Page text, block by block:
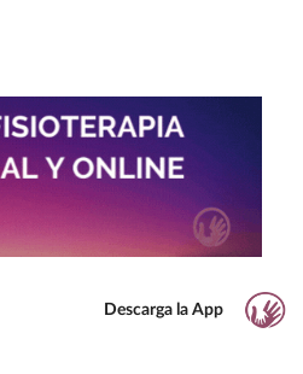
Descarga la App